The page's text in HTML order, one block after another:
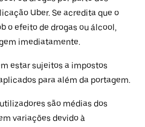
Uber. Se acredita que o
o efeito de drogas ou álcool,
imediatamente.
estar sujeitos a impostos
para além da portagem.
são médias dos
variações devido à